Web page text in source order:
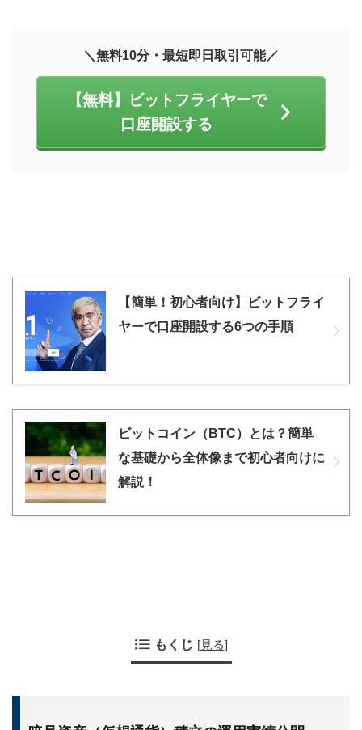
＼無料10分・最短即日取引可能／
【無料】ビットフライヤーで
口座開設する
【簡単！初心者向け】ビットフライ
ヤーで口座開設する6つの手順
ビットコイン（BTC）とは？簡単
な基礎から全体像まで初心者向けに
解説！
もくじ [見る]